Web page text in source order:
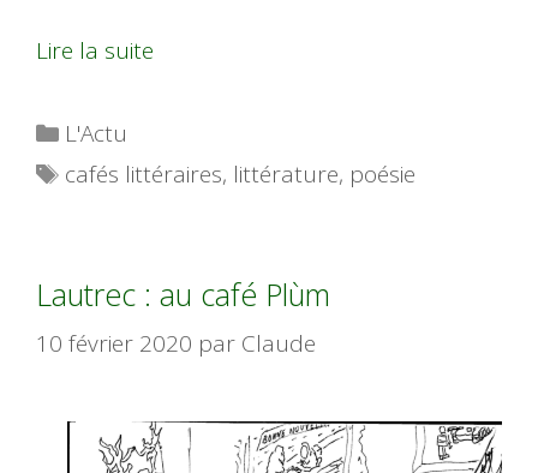
Lire la suite
Catégories
L'Actu
Étiquettes
cafés littéraires, littérature, poésie
Lautrec : au café Plùm
10 février 2020 par Claude